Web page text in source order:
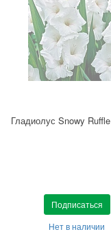
Гладиолус Snowy
Подписаться
Нет в наличии